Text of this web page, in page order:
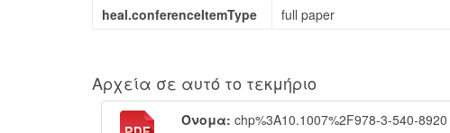
heal.conferenceItemType
full paper
Αρχεία σε αυτό το τεκμήριο
Όνομα: chp%3A10.1007%2F978-3-540-8920